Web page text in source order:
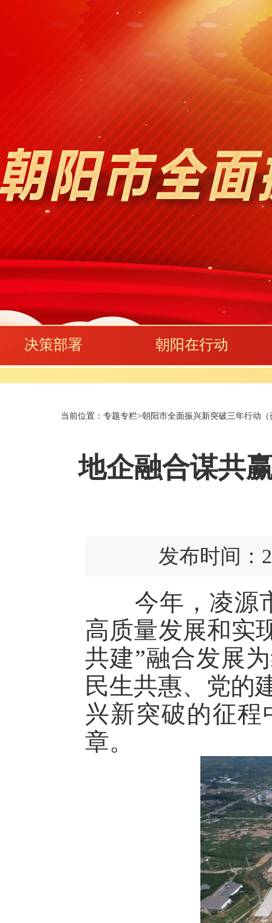
决策部署 朝阳在行动
当前位置： 专题专栏>朝阳市全面振兴新突破三年行动（
地企融合谋共
发布时间：
今年，凌源市
高质量发展和实
共建”融合发展
民生共惠、党的
兴新突破的征
章。